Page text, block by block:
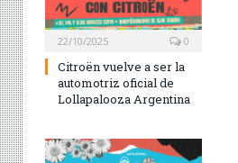
22/10/2025 0
Citroën vuelve a ser la
automotriz oficial de
Lollapalooza Argentina